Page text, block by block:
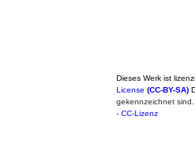
Dieses Werk ist
License (CC-BY-SA)
gekennzeichnet
- CC-Lizenz